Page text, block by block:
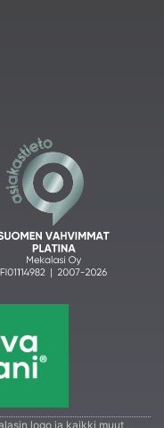
logo ja kaikki muut